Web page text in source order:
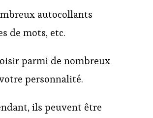
autocollants
de mots, etc.
parmi de nombreux
personnalité.
ils peuvent être